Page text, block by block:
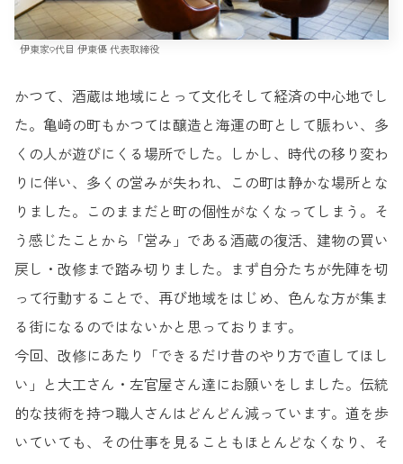
伊東家9代目 伊東優 代表取締役
かつて、酒蔵は地域にとって文化そして経済の中心地でし
た。亀崎の町もかつては醸造と海運の町として賑わい、多
くの人が遊びにくる場所でした。しかし、時代の移り変わ
りに伴い、多くの営みが失われ、この町は静かな場所とな
りました。このままだと町の個性がなくなってしまう。そ
う感じたことから「営み」である酒蔵の復活、建物の買い
戻し・改修まで踏み切りました。まず自分たちが先陣を切
って行動することで、再び地域をはじめ、色んな方が集ま
る街になるのではないかと思っております。
今回、改修にあたり「できるだけ昔のやり方で直してほし
い」と大工さん・左官屋さん達にお願いをしました。伝統
的な技術を持つ職人さんはどんどん減っています。道を歩
いていても、その仕事を見ることもほとんどなくなり、そ